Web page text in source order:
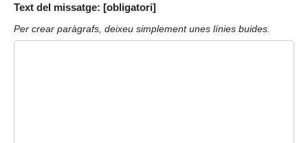
Text del missatge: [obligatori]
Per crear paràgrafs, deixeu simplement unes línies buides.